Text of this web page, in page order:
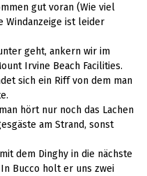
gut voran (Wie viel
Windanzeige ist leider
geht, ankern wir im
Irvine Beach Facilities.
sich ein Riff von dem man
hört nur noch das Lachen
am Strand, sonst
dem Dinghy in die nächste
Bucco holt er uns zwei